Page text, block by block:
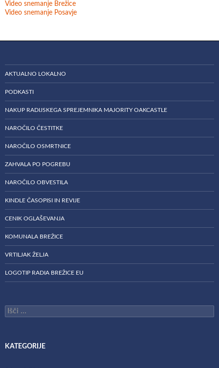
Video snemanje Brežice
Video snemanje Posavje
AKTUALNO LOKALNO
PODKASTI
NAKUP RADIJSKEGA SPREJEMNIKA MAJORITY OAKCASTLE
NAROČILO ČESTITKE
NAROČILO OSMRTNICE
ZAHVALA PO POGREBU
NAROČILO OBVESTILA
KINDLE ČASOPISI IN REVIJE
CENIK OGLAŠEVANJA
KOMUNALA BREŽICE
VRTILJAK ŽELJA
LOGOTIP RADIA BREŽICE EU
Išči:
KATEGORIJE